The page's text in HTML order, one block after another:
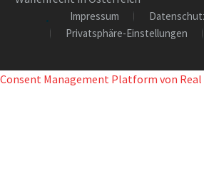
Impressum
Privatsphäre-Einstellungen
Consent Management Platform von Real